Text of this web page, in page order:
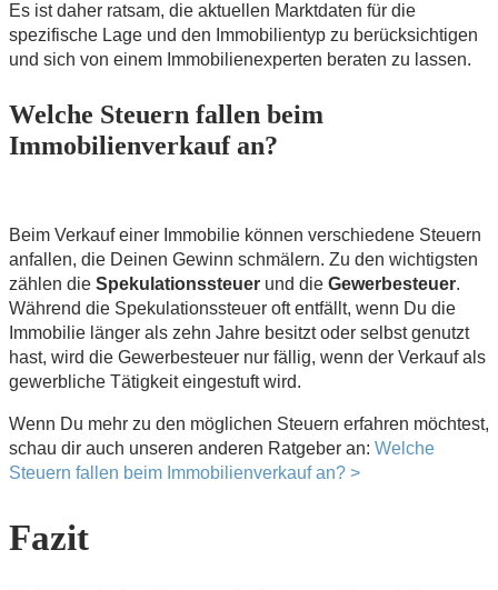
Es ist daher ratsam, die aktuellen Marktdaten für die
spezifische Lage und den Immobilientyp zu berücksichtigen
und sich von einem Immobilienexperten beraten zu lassen.
Welche Steuern fallen beim
Immobilienverkauf an?
Beim Verkauf einer Immobilie können verschiedene Steuern
anfallen, die Deinen Gewinn schmälern. Zu den wichtigsten
zählen die Spekulationssteuer und die Gewerbesteuer.
Während die Spekulationssteuer oft entfällt, wenn Du die
Immobilie länger als zehn Jahre besitzt oder selbst genutzt
hast, wird die Gewerbesteuer nur fällig, wenn der Verkauf als
gewerbliche Tätigkeit eingestuft wird.
Wenn Du mehr zu den möglichen Steuern erfahren möchtest,
schau dir auch unseren anderen Ratgeber an: Welche
Steuern fallen beim Immobilienverkauf an? >
Fazit